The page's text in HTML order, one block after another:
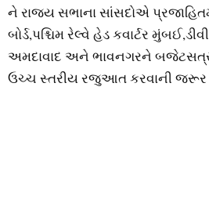
ને રાજ્ય સભાના સાંસદોએ
બોર્ડ,પશ્ચિમ રેલ્વે હેડ કવાર્ટર
અમદાવાદ અને ભાવનગરને બજેટસત્ર
ઉચ્ચ સ્તરીય રજુઆત કરવાની જરૂર